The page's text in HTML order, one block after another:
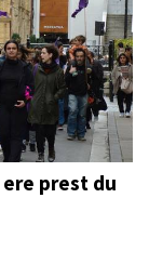
prest du